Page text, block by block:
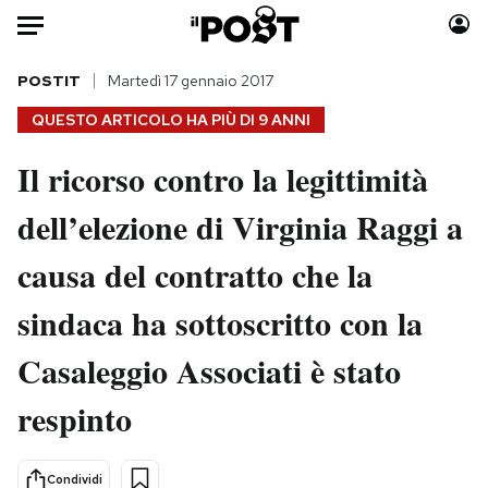
Auto
HOME
Italia
Politica
Tecnologia
Scienza
Cultura
Sport
Moda
Consumismi
Storie/Idee
Media
Europa
QUESTO ARTICOLO HA PIÙ DI 9 ANNI
POSTIT Martedì 17 gennaio 2017
Il ricorso contro la legittimità
dell’elezione di Virginia Raggi a
causa del contratto che la
sindaca ha sottoscritto con la
Casaleggio Associati è stato
respinto
Condividi